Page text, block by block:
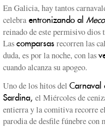
En Galicia, hay tantos
celebra entronizando al Meco
reinado de este permisivo
Lascomparsas recorren las
duda, es por la noche, con las
cuando alcanza su apogeo.
Uno de los hitos del Carnaval
Sardina, el Miércoles de
entierra y la comitiva recorre
parodia de desfile fúnebre con